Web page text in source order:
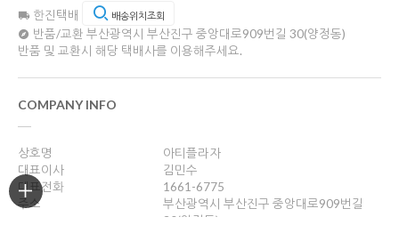
한진택배 배송위치조회
반품/교환 부산광역시 부산진구 중앙대로909번길 30(양정동)
반품 및 교환시 해당 택배사를 이용해주세요.
COMPANY INFO
상호명
아티플라자
대표이사
김민수
대표전화
1661-6775
주소
부산광역시 부산진구 중앙대로909번길
30(양정동)